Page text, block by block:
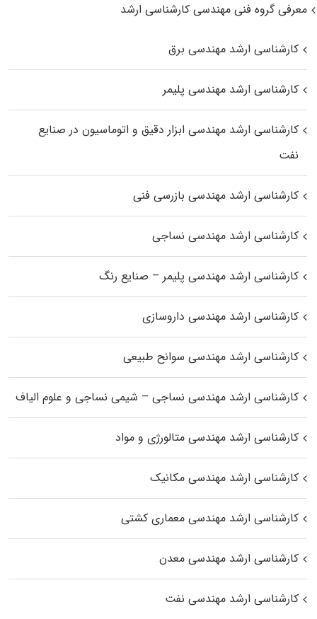
معرفی گروه فنی مهندسی کارشناسی ارشد
کارشناسی ارشد مهندسی برق
کارشناسی ارشد مهندسی پلیمر
کارشناسی ارشد مهندسی ابزار دقیق و اتوماسیون در صنایع
نفت
کارشناسی ارشد مهندسی بازرسی فنی
کارشناسی ارشد مهندسی نساجی
کارشناسی ارشد مهندسی پلیمر – صنایع رنگ
کارشناسی ارشد مهندسی داروسازی
کارشناسی ارشد مهندسی سوانح طبیعی
کارشناسی ارشد مهندسی نساجی – شیمی نساجی و علوم الیاف
کارشناسی ارشد مهندسی متالورژی و مواد
کارشناسی ارشد مهندسی مکانیک
کارشناسی ارشد مهندسی معماری کشتی
کارشناسی ارشد مهندسی معدن
کارشناسی ارشد مهندسی نفت